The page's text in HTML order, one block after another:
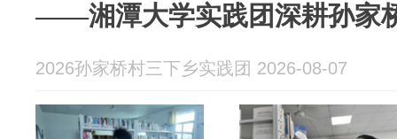
——湘潭大学实践团深耕孙家
2026孙家桥村三下乡实践团 2026-08-07